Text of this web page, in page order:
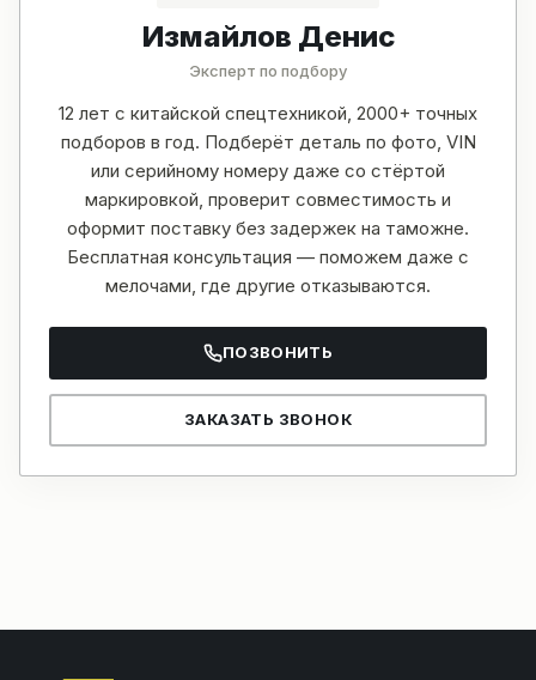
Измайлов Денис
Эксперт по подбору
12 лет с китайской спецтехникой, 2000+ точных
подборов в год. Подберёт деталь по фото, VIN
или серийному номеру даже со стёртой
маркировкой, проверит совместимость и
оформит поставку без задержек на таможне.
Бесплатная консультация — поможем даже с
мелочами, где другие отказываются.
ПОЗВОНИТЬ
ЗАКАЗАТЬ ЗВОНОК